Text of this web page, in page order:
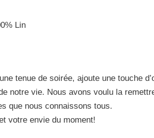
Lin
tenue de soirée, ajoute une touche
notre vie. Nous avons voulu la
que nous connaissons tous.
votre envie du moment!